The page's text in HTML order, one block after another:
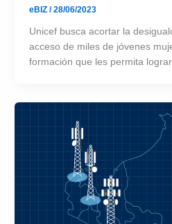
eBIZ /28/06/2023
Unicef busca acortar la
acceso de miles de jóvenes
formación que les permita